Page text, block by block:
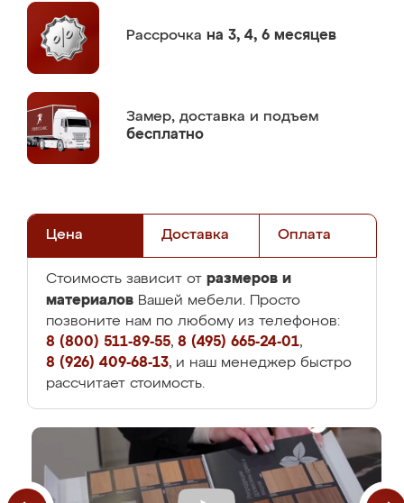
Рассрочка на 3, 4, 6 месяцев
Замер, доставка и подъем
бесплатно
Цена Доставка Оплата
Стоимость зависит от размеров и
материалов Вашей мебели. Просто
позвоните нам по любому из телефонов:
8 (800) 511-89-55, 8 (495) 665-24-01,
8 (926) 409-68-13, и наш менеджер быстро
рассчитает стоимость.